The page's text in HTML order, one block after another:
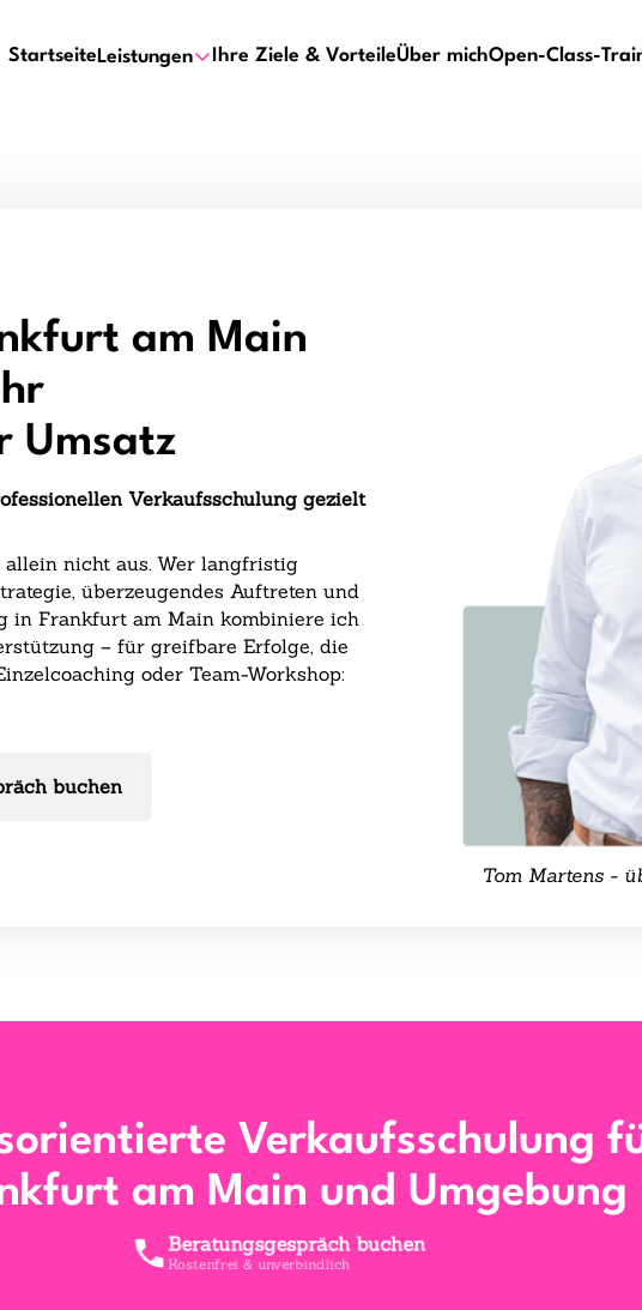
Startseite Leistungen Ihre Ziele & VorteileÜber michOpen-Class-
am Main
Umsatz
Verkaufsschulung gezielt
nicht aus. Wer langfristig
überzeugendes Auftreten und
in Frankfurt am Main kombiniere ich
– für greifbare Erfolge, die
oder Team-Workshop:
buchen
Tom Martens -
Verkaufsschulung
am Main und Umgebung
Beratungsgespräch buchen
Kostenfrei & unverbindlich